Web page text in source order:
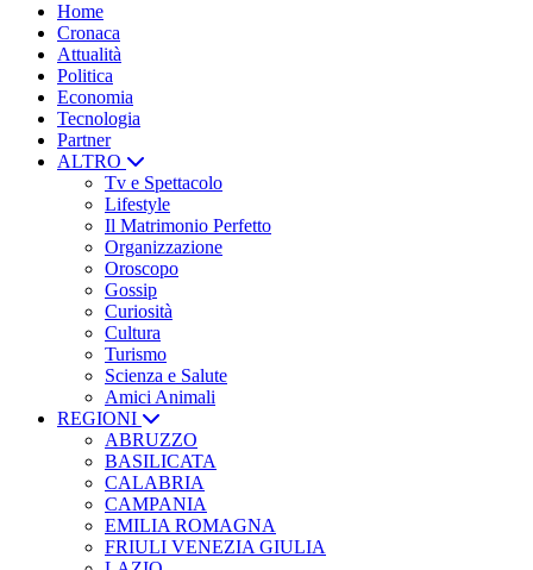
Home
Cronaca
Attualità
Politica
Economia
Tecnologia
Partner
ALTRO
Tv e Spettacolo
Lifestyle
Il Matrimonio Perfetto
Organizzazione
Oroscopo
Gossip
Curiosità
Cultura
Turismo
Scienza e Salute
Amici Animali
REGIONI
ABRUZZO
BASILICATA
CALABRIA
CAMPANIA
EMILIA ROMAGNA
FRIULI VENEZIA GIULIA